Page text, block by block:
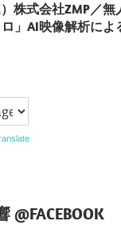
）株式会社ZMP／
ロ」AI映像解析に
@FACEBOOK